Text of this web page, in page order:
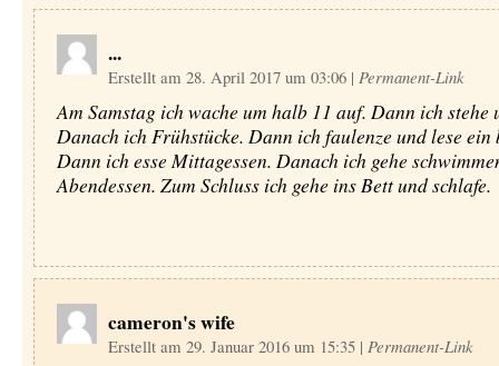
...
Erstellt am 28. April 2017 um 03:06 | Permanent-Link
Am Samstag ich wache um halb 11 auf. Dann ich stehe
Danach ich Frühstücke. Dann ich faulenze und lese ein
Dann ich esse Mittagessen. Danach ich gehe
Abendessen. Zum Schluss ich gehe ins Bett und schlafe.
cameron's wife
Erstellt am 29. Januar 2016 um 15:35 | Permanent-Link